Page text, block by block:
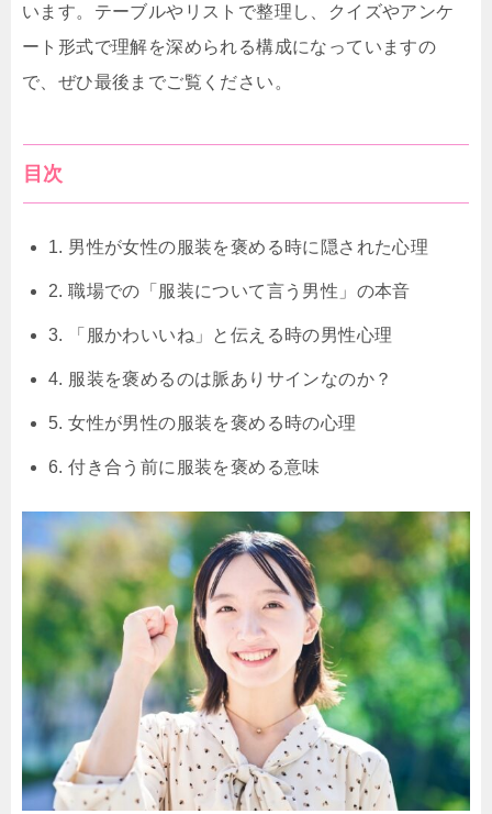
います。テーブルやリストで整理し、クイズやアンケ
ート形式で理解を深められる構成になっていますの
で、ぜひ最後までご覧ください。
目次
1. 男性が女性の服装を褒める時に隠された心理
2. 職場での「服装について言う男性」の本音
3. 「服かわいいね」と伝える時の男性心理
4. 服装を褒めるのは脈ありサインなのか？
5. 女性が男性の服装を褒める時の心理
6. 付き合う前に服装を褒める意味